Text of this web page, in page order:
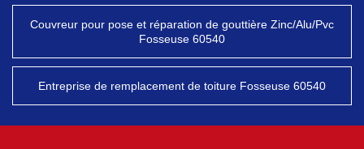
Couvreur pour pose et réparation de gouttière Zinc/Alu/Pvc
Fosseuse 60540
Entreprise de remplacement de toiture Fosseuse 60540